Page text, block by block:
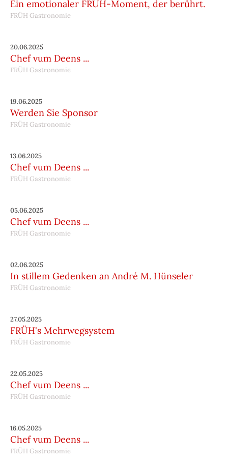
Ein emotionaler FRÜH-Moment, der berührt.
FRÜH Gastronomie
20.06.2025
Chef vum Deens ...
FRÜH Gastronomie
19.06.2025
Werden Sie Sponsor
FRÜH Gastronomie
13.06.2025
Chef vum Deens ...
FRÜH Gastronomie
05.06.2025
Chef vum Deens ...
FRÜH Gastronomie
02.06.2025
In stillem Gedenken an André M. Hünseler
FRÜH Gastronomie
27.05.2025
FRÜH's Mehrwegsystem
FRÜH Gastronomie
22.05.2025
Chef vum Deens ...
FRÜH Gastronomie
16.05.2025
Chef vum Deens ...
FRÜH Gastronomie